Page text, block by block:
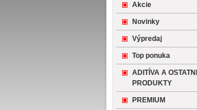
Akcie
Novinky
Výpredaj
Top ponuka
ADITÍVA A
PRODUKTY
PREMIUM